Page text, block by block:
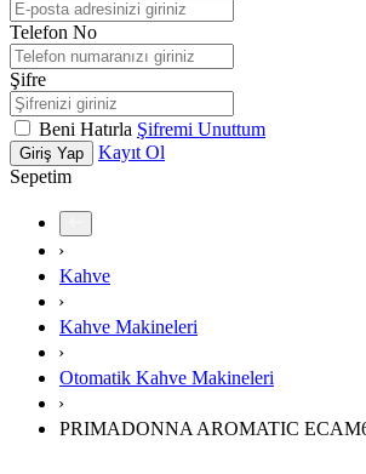
Telefon No
Şifre
Beni Hatırla Şifremi Unuttum
Giriş Yap
Kayıt Ol
Sepetim
›
Kahve
›
Kahve Makineleri
›
Otomatik Kahve Makineleri
›
PRIMADONNA AROMATIC